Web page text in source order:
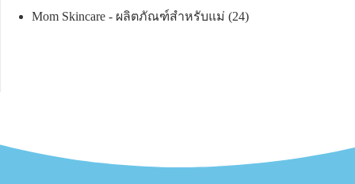
Mom Skincare - ผลิตภัณฑ์สำหรับแม่ 24